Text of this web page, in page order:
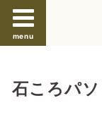
menu
石ころパ